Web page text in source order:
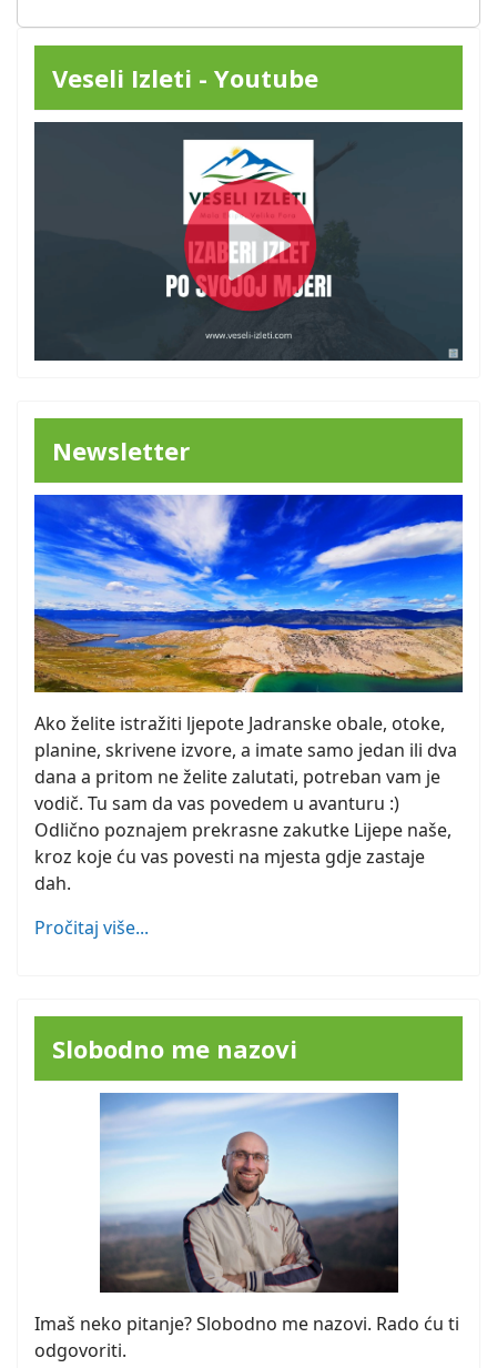
Veseli Izleti - Youtube
Newsletter
Ako želite istražiti ljepote Jadranske obale, otoke,
planine, skrivene izvore, a imate samo jedan ili dva
dana a pritom ne želite zalutati, potreban vam je
vodič. Tu sam da vas povedem u avanturu :)
Odlično poznajem prekrasne zakutke Lijepe naše,
kroz koje ću vas povesti na mjesta gdje zastaje
dah.
Pročitaj više...
Slobodno me nazovi
Imaš neko pitanje? Slobodno me nazovi. Rado ću ti
odgovoriti.